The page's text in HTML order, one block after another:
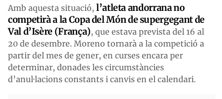
Amb aquesta situació, l’atleta andorrana no
competirà a la Copa del Món de supergegant de
Val d’Isère (França), que estava prevista del 16 al
20 de desembre. Moreno tornarà a la competició a
partir del mes de gener, en curses encara per
determinar, donades les circumstàncies
d’anul·lacions constants i canvis en el calendari.